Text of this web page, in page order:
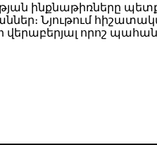
ինքնաթիռները
Նյութում
վերաբերյալ որոշ